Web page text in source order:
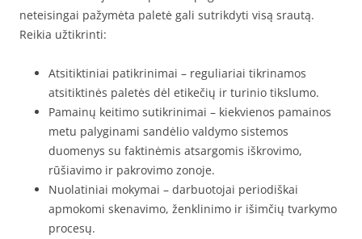
neteisingai pažymėta paletė gali sutrikdyti visą srautą.
Reikia užtikrinti:
Atsitiktiniai patikrinimai – reguliariai tikrinamos
atsitiktinės paletės dėl etikečių ir turinio tikslumo.
Pamainų keitimo sutikrinimai – kiekvienos pamainos
metu palyginami sandėlio valdymo sistemos
duomenys su faktinėmis atsargomis iškrovimo,
rūšiavimo ir pakrovimo zonoje.
Nuolatiniai mokymai – darbuotojai periodiškai
apmokomi skenavimo, ženklinimo ir išimčių tvarkymo
procesų.